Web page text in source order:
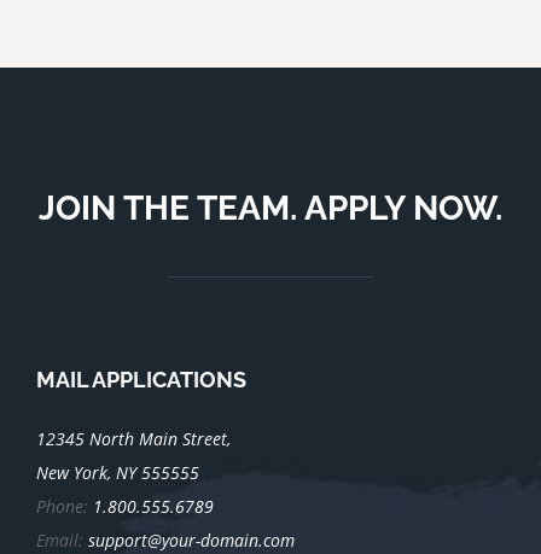
JOIN THE TEAM. APPLY NOW.
MAIL APPLICATIONS
12345 North Main Street,
New York, NY 555555
Phone: 1.800.555.6789
Email: support@your-domain.com